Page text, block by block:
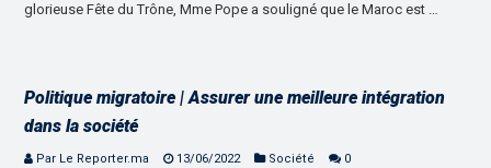
glorieuse Fête du Trône, Mme Pope a souligné que le Maroc est …
Politique migratoire | Assurer une meilleure intégration
dans la société
Par Le Reporter.ma 13/06/2022 Société 0